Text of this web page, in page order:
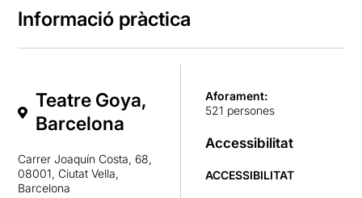
Informació pràctica
Teatre Goya,
Barcelona
Carrer Joaquín Costa, 68,
08001, Ciutat Vella,
Barcelona
Aforament:
521 persones
Accessibilitat
ACCESSIBILITAT